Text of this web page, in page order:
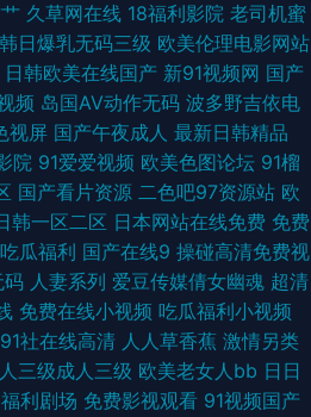
九一一二国产 人妻人人操 亚洲肉肉网 91福
H网 深爱激情欧美 1024在线国产 91女生
久久AⅤ 青青草麻豆九色视频 91TV成人视
久国产天堂 日日干屄网 AV福利免费播放 后
锋人妻AV导航 91在線免費看片 国产精品欧
久久 日韩欧美国产成人 在线青青草av 91在
久 无码网止三级 91论理 操你啦超碰97 黄
久草网在线 18福利影院 老司机蜜
韩日爆乳无码三级 欧美伦理电影网站
日韩欧美在线国产 新91视频网 国产
频 岛国AV动作无码 波多野吉依电
视屏 国产午夜成人 最新日韩精品
院 91爱爱视频 欧美色图论坛 91榴
国产看片资源 二色吧97资源站 欧
韩一区二区 日本网站在线免费 免费
瓜福利 国产在线9 操碰高清免费视
码 人妻系列 爱豆传媒倩女幽魂 超清
免费在线小视频 吃瓜福利小视频
91社在线高清 人人草香蕉 激情另类
三级成人三级 欧美老女人bb 日日
利剧场 免费影视观看 91视频国产